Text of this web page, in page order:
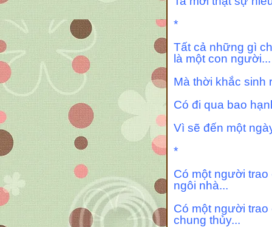
*
Tất cả những gì
là một con người...
Mà thời khắc sinh
Có đi qua bao
Vì sẽ đến một
*
Có một người
ngôi nhà...
Có một người
chung thủy...